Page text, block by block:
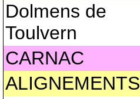
Dolmens de
Toulvern
CARNAC
ALIGNEMENTS